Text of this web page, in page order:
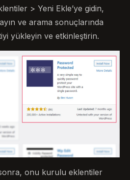
> Yeni Ekle’ye gidin,
ve arama sonuçlarında
yükleyin ve etkinleştirin.
onu kurulu eklentiler